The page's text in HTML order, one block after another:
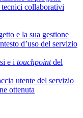
collaborativi
e la sua gestione
d’uso del servizio
e i touchpointdel
utente del servizio
ottenuta